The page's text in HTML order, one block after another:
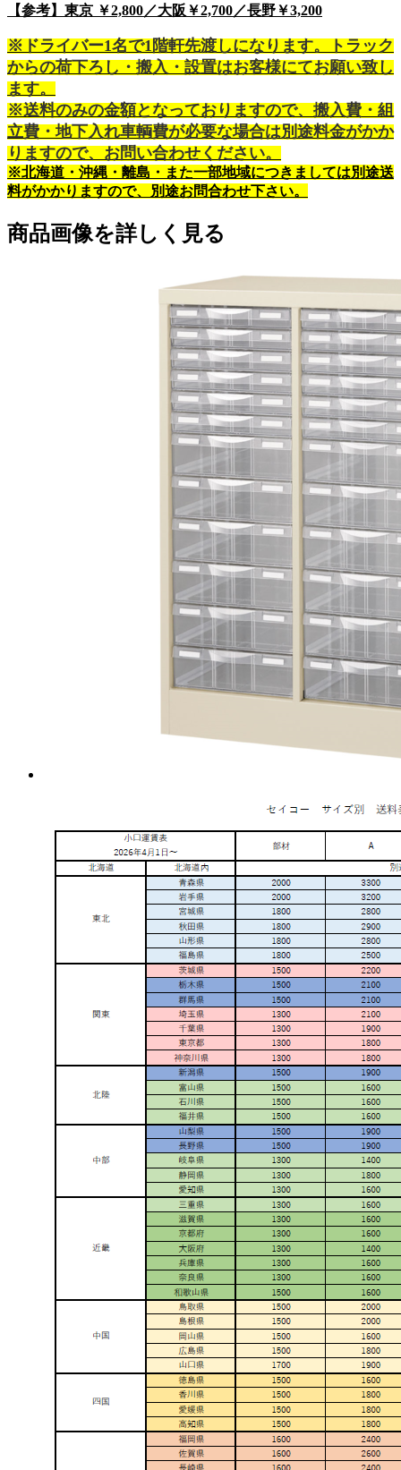
【参考】東京 ￥2,800／大阪￥2,700／長野￥3,200
※ドライバー1名で1階軒先渡しになります。トラック
からの荷下ろし・搬入・設置はお客様にてお願い致し
ます。
※送料のみの金額となっておりますので、搬入費・組
立費・地下入れ車輌費が必要な場合は別途料金がかか
りますので、お問い合わせください。
※北海道・沖縄・離島・また一部地域につきましては別途送
料がかかりますので、別途お問合わせ下さい。
商品画像を詳しく見る